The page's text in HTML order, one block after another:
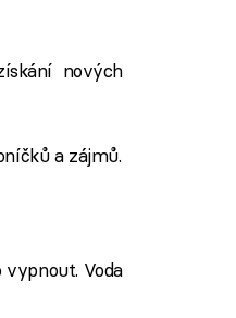
nových
a zájmů.
Voda